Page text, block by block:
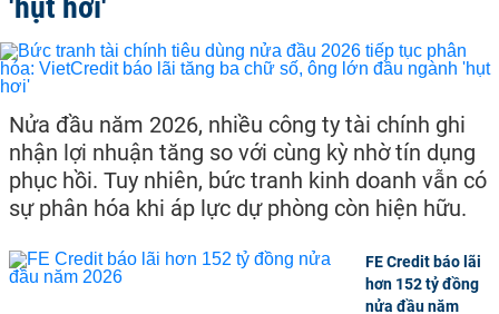
Nửa đầu năm 2026, nhiều công ty tài chính ghi
nhận lợi nhuận tăng so với cùng kỳ nhờ tín dụng
phục hồi. Tuy nhiên, bức tranh kinh doanh vẫn có
sự phân hóa khi áp lực dự phòng còn hiện hữu.
FE Credit báo lãi
hơn 152 tỷ đồng
nửa đầu năm